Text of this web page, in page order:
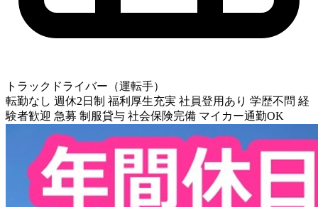
トラックドライバー（運転手）
転勤なし 週休2日制 福利厚生充実 社員登用あり 学歴不問 経
験者歓迎 急募 制服貸与 社会保険完備 マイカー通勤OK